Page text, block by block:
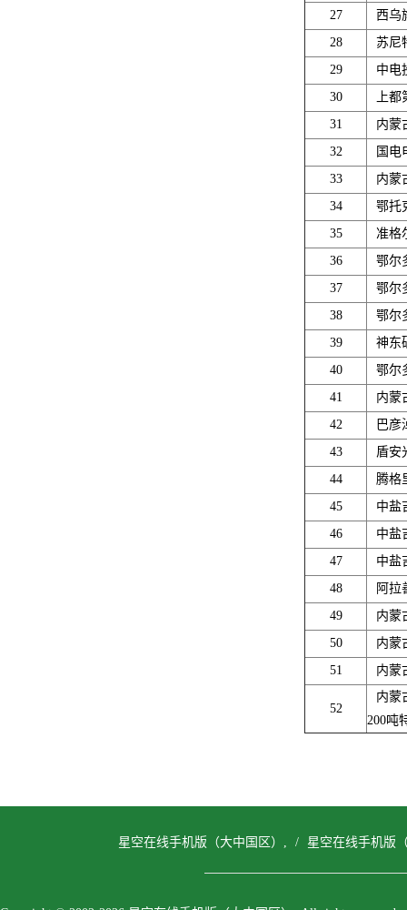
27
西乌
28
苏尼
29
中电
30
上
31
内蒙
32
国电
33
内蒙
34
鄂托
35
准格
36
鄂尔
37
鄂尔
38
鄂尔
39
神东
40
鄂尔
41
内蒙
42
巴彦
43
盾安
44
腾格
45
中盐
46
中盐
47
中盐
48
阿拉
49
内蒙
50
内蒙
51
内蒙
52
内蒙
200吨
星空在线手机版（大中国区）, / 星空在线手机版